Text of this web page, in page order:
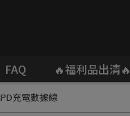
FAQ 🔥福利品出清🔥
充電數據線